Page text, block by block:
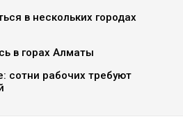
в нескольких городах
в горах Алматы
сотни рабочих требуют